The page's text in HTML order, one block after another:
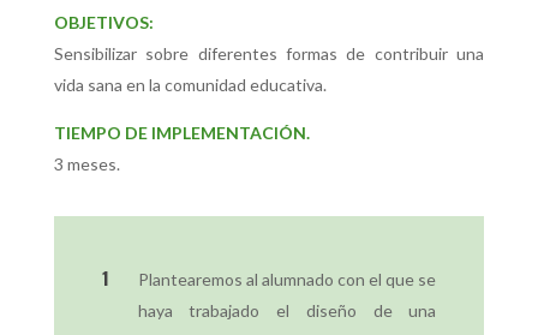
OBJETIVOS:
Sensibilizar sobre diferentes formas de contribuir una
vida sana en la comunidad educativa.
TIEMPO DE IMPLEMENTACIÓN.
3 meses.
Plantearemos al alumnado con el que se
haya trabajado el diseño de una